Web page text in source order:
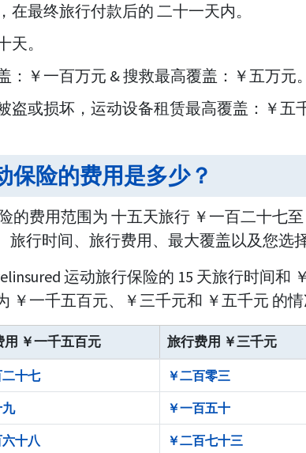
在最终旅行付款后的 二十一天内。
。
：￥一百万元 & 搜救最高覆盖：￥五万元。
盗或损坏，运动设备租赁最高覆盖：￥五
保险的费用是多少？
的费用范围为 十五天旅行 ￥一百二十七
旅行时间、旅行费用、最大覆盖以及您选
运动旅行保险的 15 天旅行时间和
￥一千五百元、￥三千元和 ￥五千元 的情
用 ￥一千五百元 旅行费用 ￥三千元
二十七 ￥二百零三
九 ￥一百五十
十八 ￥二百七十三